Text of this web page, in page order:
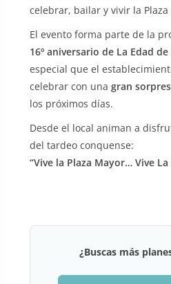
celebrar, bailar y vivir la Plaza
El evento forma parte de la
16º aniversario de La Edad de
especial que el
celebrar con una gran
los próximos días.
Desde el local animan a
del tardeo conquense:
“Vive la Plaza Mayor… Vive La
¿Buscas más